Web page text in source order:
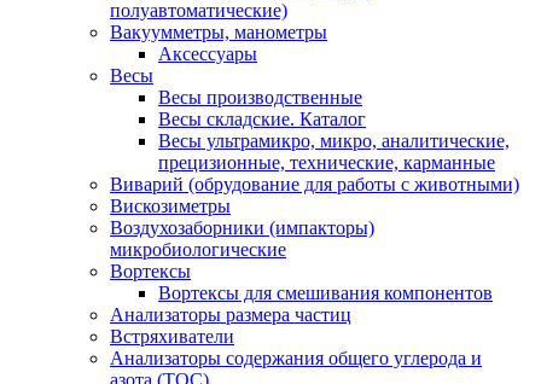
полуавтоматические)
Вакуумметры, манометры
Аксессуары
Весы
Весы производственные
Весы складские. Каталог
Весы ультрамикро, микро, аналитические,
прецизионные, технические, карманные
Виварий (обрудование для работы с животными)
Вискозиметры
Воздухозаборники (импакторы)
микробиологические
Вортексы
Вортексы для смешивания компонентов
Анализаторы размера частиц
Встряхиватели
Анализаторы содержания общего углерода и
азота (ТОС)